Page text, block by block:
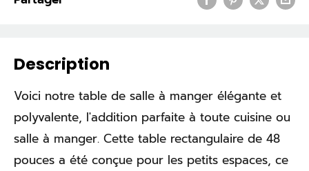
Description
Voici notre table de salle à manger élégante et
polyvalente, l'addition parfaite à toute cuisine ou
salle à manger. Cette table rectangulaire de 48
pouces a été conçue pour les petits espaces, ce